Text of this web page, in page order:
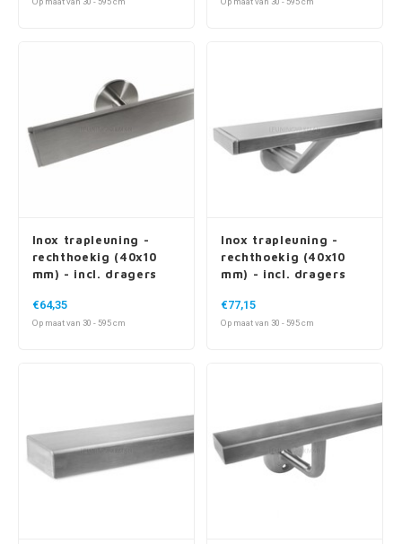
Inox trapleuning -
rechthoekig (40x10
mm) - incl. dragers
€64,35
Op maat van 30 - 595 cm
Inox trapleuning -
rechthoekig (40x10
mm) - incl. dragers
€77,15
Op maat van 30 - 595 cm